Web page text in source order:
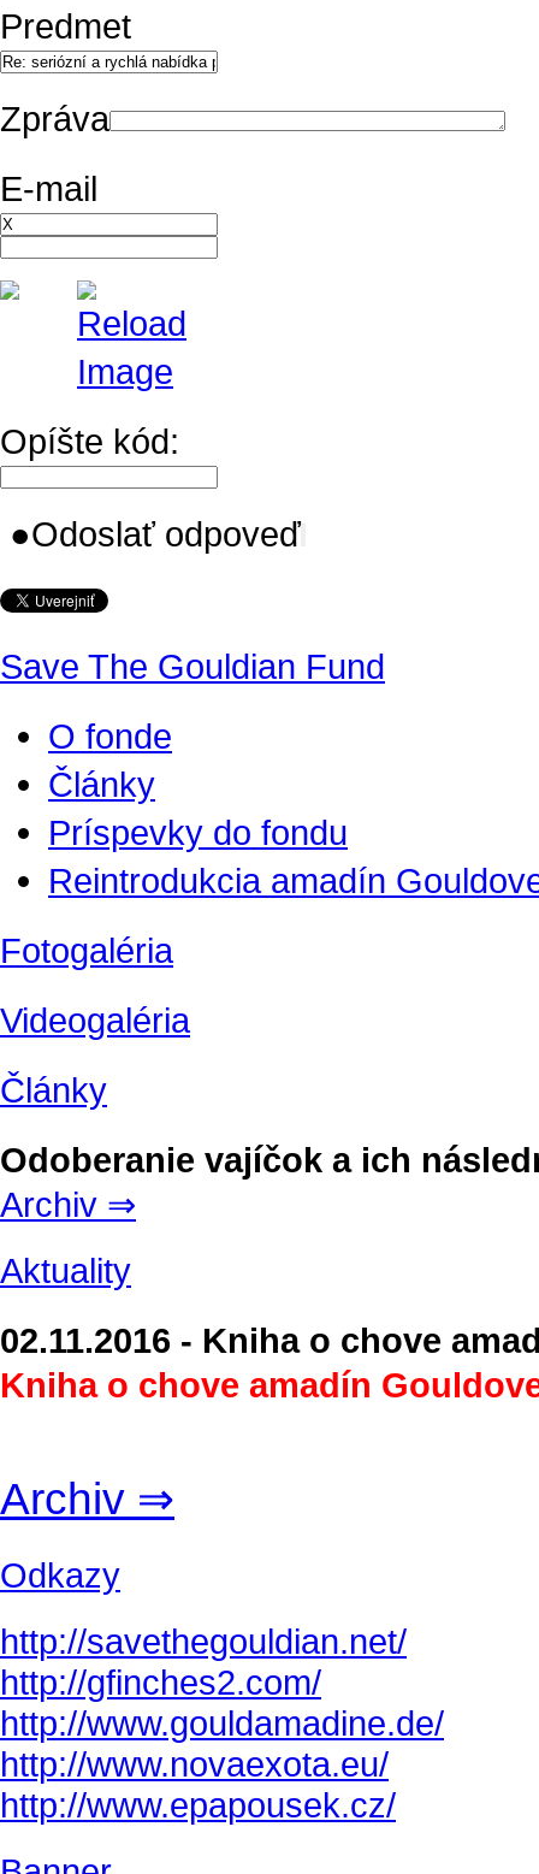
Predmet
Zpráva
E-mail
Opíšte kód:
●Odoslať odpoveď
Save The Gouldian Fund
O fonde
Články
Príspevky do fondu
Reintrodukcia amadín
Fotogaléria
Videogaléria
Články
Odoberanie vajíčok a ich
Archiv ⇒
Aktuality
02.11.2016 - Kniha o chove
Kniha o chove amadín
Archiv ⇒
Odkazy
http://savethegouldian.net/
http://gfinches2.com/
http://www.gouldamadine.de/
http://www.novaexota.eu/
http://www.epapousek.cz/